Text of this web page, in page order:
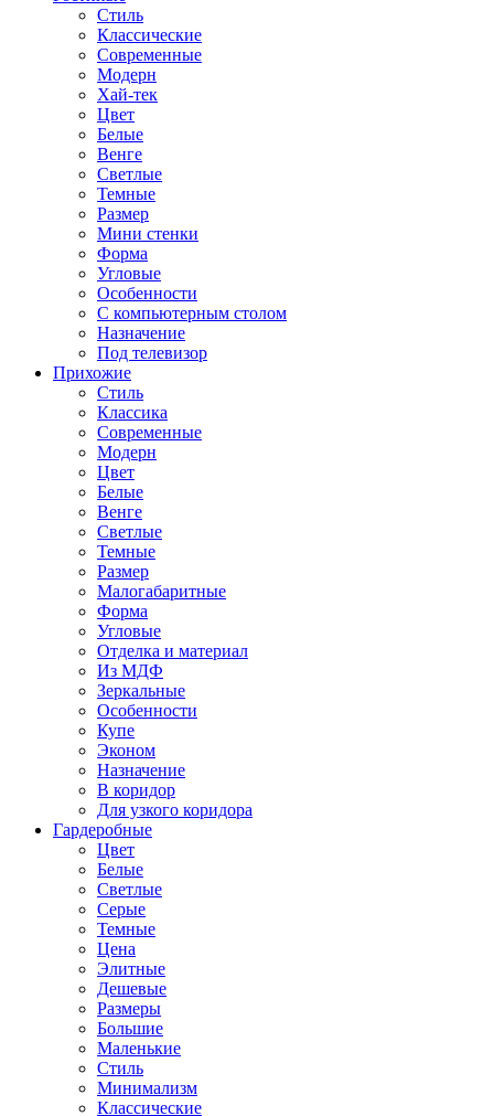
Стиль
Классические
Современные
Модерн
Хай-тек
Цвет
Белые
Венге
Светлые
Темные
Размер
Мини стенки
Форма
Угловые
Особенности
С компьютерным столом
Назначение
Под телевизор
Прихожие
Стиль
Классика
Современные
Модерн
Цвет
Белые
Венге
Светлые
Темные
Размер
Малогабаритные
Форма
Угловые
Отделка и материал
Из МДФ
Зеркальные
Особенности
Купе
Эконом
Назначение
В коридор
Для узкого коридора
Гардеробные
Цвет
Белые
Светлые
Серые
Темные
Цена
Элитные
Дешевые
Размеры
Большие
Маленькие
Стиль
Минимализм
Классические